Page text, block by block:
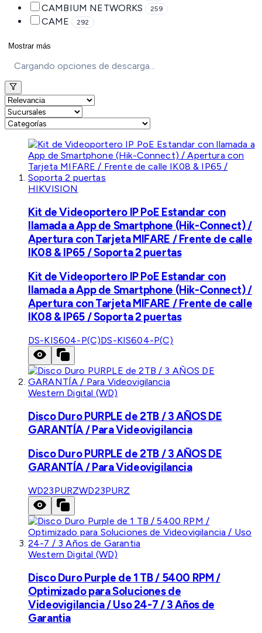
CAMBIUM NETWORKS 259
CAME 292
Mostrar más
Cargando opciones de descarga...
HIKVISION
Kit de Videoportero IP PoE Estandar con
llamada a App de Smartphone (Hik-Connect) /
Apertura con Tarjeta MIFARE / Frente de calle
IK08 & IP65 / Soporta 2 puertas
Kit de Videoportero IP PoE Estandar con
llamada a App de Smartphone (Hik-Connect) /
Apertura con Tarjeta MIFARE / Frente de calle
IK08 & IP65 / Soporta 2 puertas
DS-KIS604-P(C)DS-KIS604-P(C)
Western Digital (WD)
Disco Duro PURPLE de 2TB / 3 AÑOS DE
GARANTÍA / Para Videovigilancia
Disco Duro PURPLE de 2TB / 3 AÑOS DE
GARANTÍA / Para Videovigilancia
WD23PURZWD23PURZ
Western Digital (WD)
Disco Duro Purple de 1 TB / 5400 RPM /
Optimizado para Soluciones de
Videovigilancia / Uso 24-7 / 3 Años de
Garantia